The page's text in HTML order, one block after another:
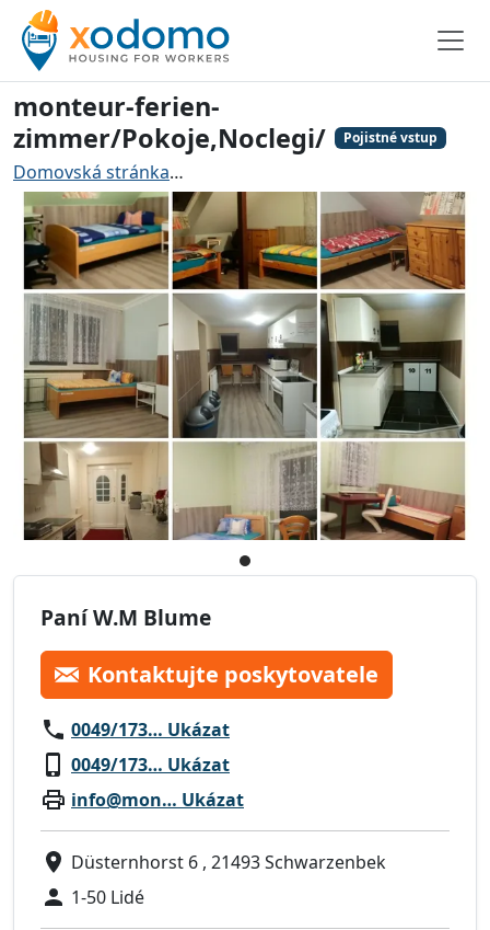
monteur-ferien-
zimmer/Pokoje,Noclegi/
Pojistné vstup
Domovská stránka
Paní W.M Blume
Kontaktujte poskytovatele
0049/173… Ukázat
0049/173… Ukázat
info@mon… Ukázat
Düsternhorst 6 , 21493 Schwarzenbek
1-50 Lidé